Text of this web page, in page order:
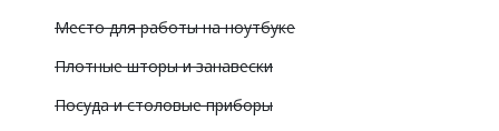
Место для работы на ноутбуке
Плотные шторы и занавески
Посуда и столовые приборы